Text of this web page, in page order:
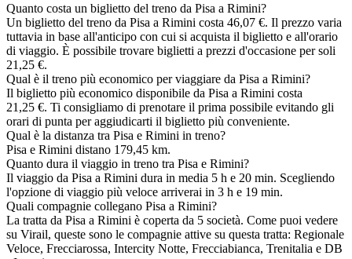
Quanto costa un biglietto del treno da Pisa a Rimini?
Un biglietto del treno da Pisa a Rimini costa 46,07 €. Il prezzo varia
tuttavia in base all'anticipo con cui si acquista il biglietto e all'orario
di viaggio. È possibile trovare biglietti a prezzi d'occasione per soli
21,25 €.
Qual è il treno più economico per viaggiare da Pisa a Rimini?
Il biglietto più economico disponibile da Pisa a Rimini costa
21,25 €. Ti consigliamo di prenotare il prima possibile evitando gli
orari di punta per aggiudicarti il biglietto più conveniente.
Qual è la distanza tra Pisa e Rimini in treno?
Pisa e Rimini distano 179,45 km.
Quanto dura il viaggio in treno tra Pisa e Rimini?
Il viaggio da Pisa a Rimini dura in media 5 h e 20 min. Scegliendo
l'opzione di viaggio più veloce arriverai in 3 h e 19 min.
Quali compagnie collegano Pisa a Rimini?
La tratta da Pisa a Rimini è coperta da 5 società. Come puoi vedere
su Virail, queste sono le compagnie attive su questa tratta: Regionale
Veloce, Frecciarossa, Intercity Notte, Frecciabianca, Trenitalia e DB